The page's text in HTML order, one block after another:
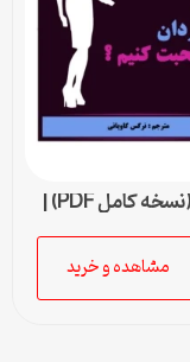
دانلود کتاب چگونه با مردان صحبت کنیم (نسخه کامل PDF) |
مشاهده و خرید